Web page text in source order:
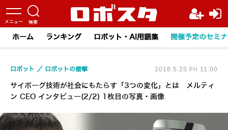
ホーム ランキング ロボット・AI用語集 開催予定のセミ
サイボーグ技術が社会にもたらす「3つの変化」とは メルティ
ン CEO インタビュー(2/2) 1枚目の写真・画像
ロボット ロボットの衝撃 2018.5.25 Fri 11:00